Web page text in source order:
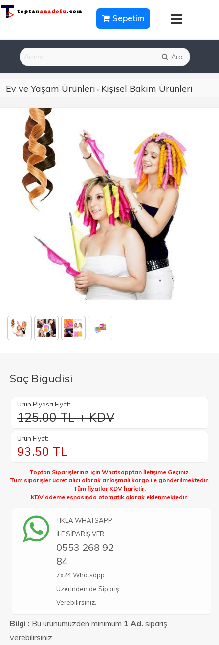
Sepetim
Ara
Ev ve Yaşam Ürünleri » Kişisel Bakım Ürünleri
Saç Bigudisi
Ürün Piyasa Fiyat:
125.00 TL + KDV
Ürün Fiyat:
93.50 TL
Toptan Siparişleriniz için Whatsapptan İletişime Geçiniz.
Tüm siparişler ücret alıcı olarak anlaşmalı kargo ile gönderilmektedir.
Tüm fiyatlar KDV harictir.
KDV ödeme esnasında otomatik olarak eklenmektedir.
TIKLA WHATSAPP
İLE SİPARİŞ VER
0553 268 92
84
7x24 Whatsapp
Üzerinden de Sipariş
Verebilirsiniz.
Bilgi : Bu ürünümüzden minimum 1 Ad. sipariş
verebilirsiniz.